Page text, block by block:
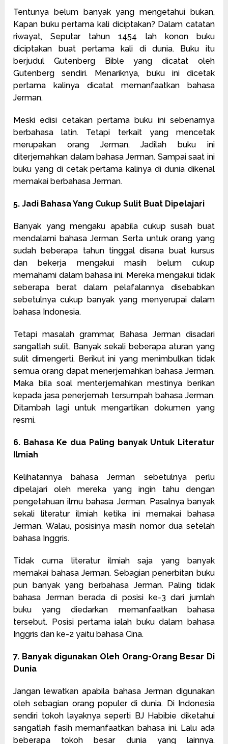
Tentunya belum banyak yang mengetahui bukan,
Kapan buku pertama kali diciptakan? Dalam catatan
riwayat, Seputar tahun 1454 lah konon buku
diciptakan buat pertama kali di dunia. Buku itu
berjudul Gutenberg Bible yang dicatat oleh
Gutenberg sendiri. Menariknya, buku ini dicetak
pertama kalinya dicatat memanfaatkan bahasa
Jerman.
Meski edisi cetakan pertama buku ini sebenarnya
berbahasa latin. Tetapi terkait yang mencetak
merupakan orang Jerman, Jadilah buku ini
diterjemahkan dalam bahasa Jerman. Sampai saat ini
buku yang di cetak pertama kalinya di dunia dikenal
memakai berbahasa Jerman.
5. Jadi Bahasa Yang Cukup Sulit Buat Dipelajari
Banyak yang mengaku apabila cukup susah buat
mendalami bahasa Jerman. Serta untuk orang yang
sudah beberapa tahun tinggal disana buat kursus
dan bekerja mengakui masih belum cukup
memahami dalam bahasa ini. Mereka mengakui tidak
seberapa berat dalam pelafalannya disebabkan
sebetulnya cukup banyak yang menyerupai dalam
bahasa Indonesia.
Tetapi masalah grammar, Bahasa Jerman disadari
sangatlah sulit. Banyak sekali beberapa aturan yang
sulit dimengerti. Berikut ini yang menimbulkan tidak
semua orang dapat menerjemahkan bahasa Jerman.
Maka bila soal menterjemahkan mestinya berikan
kepada jasa penerjemah tersumpah bahasa Jerman.
Ditambah lagi untuk mengartikan dokumen yang
resmi.
6. Bahasa Ke dua Paling banyak Untuk Literatur
Ilmiah
Kelihatannya bahasa Jerman sebetulnya perlu
dipelajari oleh mereka yang ingin tahu dengan
pengetahuan ilmu bahasa Jerman. Pasalnya banyak
sekali literatur ilmiah ketika ini memakai bahasa
Jerman. Walau, posisinya masih nomor dua setelah
bahasa Inggris.
Tidak cuma literatur ilmiah saja yang banyak
memakai bahasa Jerman. Sebagian penerbitan buku
pun banyak yang berbahasa Jerman. Paling tidak
bahasa Jerman berada di posisi ke-3 dari jumlah
buku yang diedarkan memanfaatkan bahasa
tersebut. Posisi pertama ialah buku dalam bahasa
Inggris dan ke-2 yaitu bahasa Cina.
7. Banyak digunakan Oleh Orang-Orang Besar Di
Dunia
Jangan lewatkan apabila bahasa Jerman digunakan
oleh sebagian orang populer di dunia. Di Indonesia
sendiri tokoh layaknya seperti BJ Habibie diketahui
sangatlah fasih memanfaatkan bahasa ini. Lalu ada
beberapa tokoh besar dunia yang lainnya.